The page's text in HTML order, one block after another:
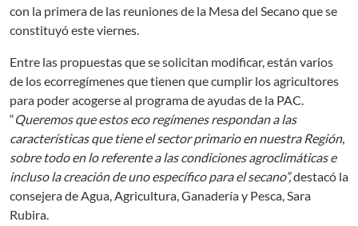
con la primera de las reuniones de la Mesa del Secano que se
constituyó este viernes.
Entre las propuestas que se solicitan modificar, están varios
de los ecorregímenes que tienen que cumplir los agricultores
para poder acogerse al programa de ayudas de la PAC.
“Queremos que estos eco regímenes respondan a las
características que tiene el sector primario en nuestra Región,
sobre todo en lo referente a las condiciones agroclimáticas e
incluso la creación de uno específico para el secano”,destacó la
consejera de Agua, Agricultura, Ganadería y Pesca, Sara
Rubira.